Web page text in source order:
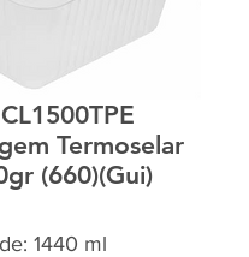
Termoselar
(660)(Gui)
1440 ml